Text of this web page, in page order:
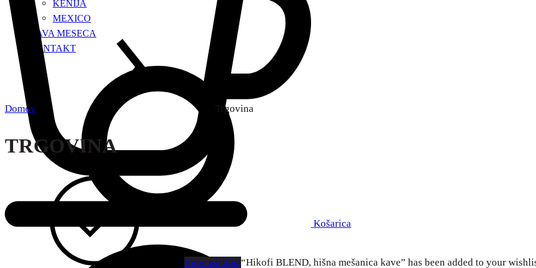
KENIJA
MEXICO
KAVA MESECA
KONTAKT
Košarica
Domov Trgovina
TRGOVINA
View wishlist“Hikofi BLEND, hišna mešanica kave” has been added to your